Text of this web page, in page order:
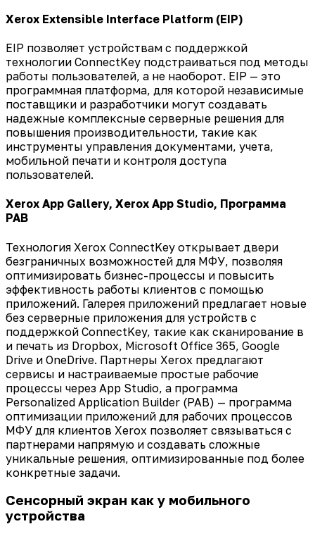
Xerox Extensible Interface Platform (EIP)
EIP позволяет устройствам с поддержкой
технологии ConnectKey подстраиваться под методы
работы пользователей, а не наоборот. EIP — это
программная платформа, для которой независимые
поставщики и разработчики могут создавать
надежные комплексные серверные решения для
повышения производительности, такие как
инструменты управления документами, учета,
мобильной печати и контроля доступа
пользователей.
Xerox App Gallery, Xerox App Studio, Программа
PAB
Технология Xerox ConnectKey открывает двери
безграничных возможностей для МФУ, позволяя
оптимизировать бизнес-процессы и повысить
эффективность работы клиентов с помощью
приложений. Галерея приложений предлагает новые
без серверные приложения для устройств с
поддержкой ConnectKey, такие как сканирование в
и печать из Dropbox, Microsoft Office 365, Google
Drive и OneDrive. Партнеры Xerox предлагают
сервисы и настраиваемые простые рабочие
процессы через App Studio, а программа
Personalized Application Builder (PAB) — программа
оптимизации приложений для рабочих процессов
МФУ для клиентов Xerox позволяет связываться с
партнерами напрямую и создавать сложные
уникальные решения, оптимизированные под более
конкретные задачи.
Сенсорный экран как у мобильного
устройства